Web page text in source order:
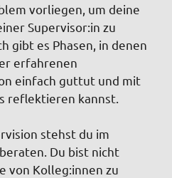
vorliegen, um deine
Supervisor:in zu
gibt es Phasen, in denen
erfahrenen
einfach guttut und mit
reflektieren kannst.
stehst du im
Du bist nicht
von Kolleg:innen zu